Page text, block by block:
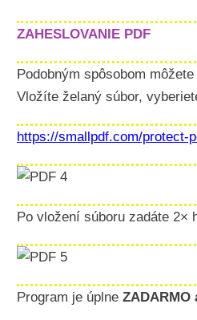
ZAHESLOVANIE PDF
Podobným spôsobom
Vložíte želaný súbor,
https://smallpdf.com/protect-
Po vložení súboru zadáte 2×
Program je úplne ZADARMO